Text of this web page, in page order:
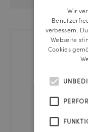
Wir
verbessern.
Webseite
Cookies